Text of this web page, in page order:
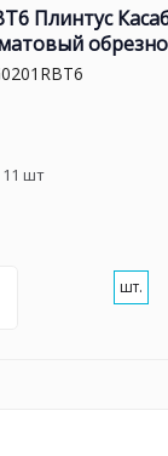
Плинтус
11 шт
шт.